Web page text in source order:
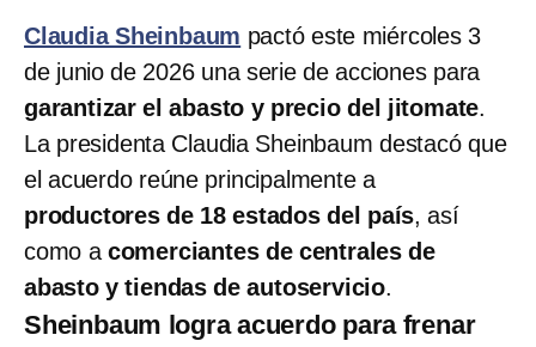
Claudia Sheinbaum pactó este miércoles 3
de junio de 2026 una serie de acciones para
garantizar el abasto y precio del jitomate.
La presidenta Claudia Sheinbaum destacó que
el acuerdo reúne principalmente a
productores de 18 estados del país, así
como a comerciantes de centrales de
abasto y tiendas de autoservicio.
Sheinbaum logra acuerdo para frenar